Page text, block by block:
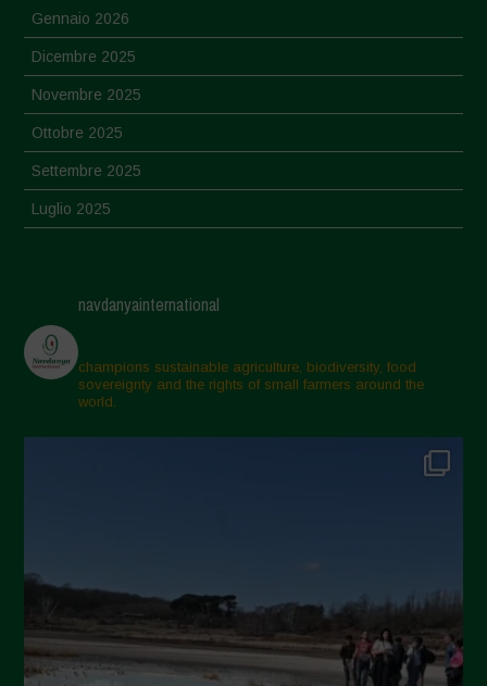
Gennaio 2026
Dicembre 2025
Novembre 2025
Ottobre 2025
Settembre 2025
Luglio 2025
Aprile 2025
Marzo 2025
Febbraio 2025
Gennaio 2025
Settembre 2024
Luglio 2024
Maggio 2024
navdanyainternational
champions sustainable agriculture, biodiversity, food
sovereignty and the rights of small farmers around the
world.